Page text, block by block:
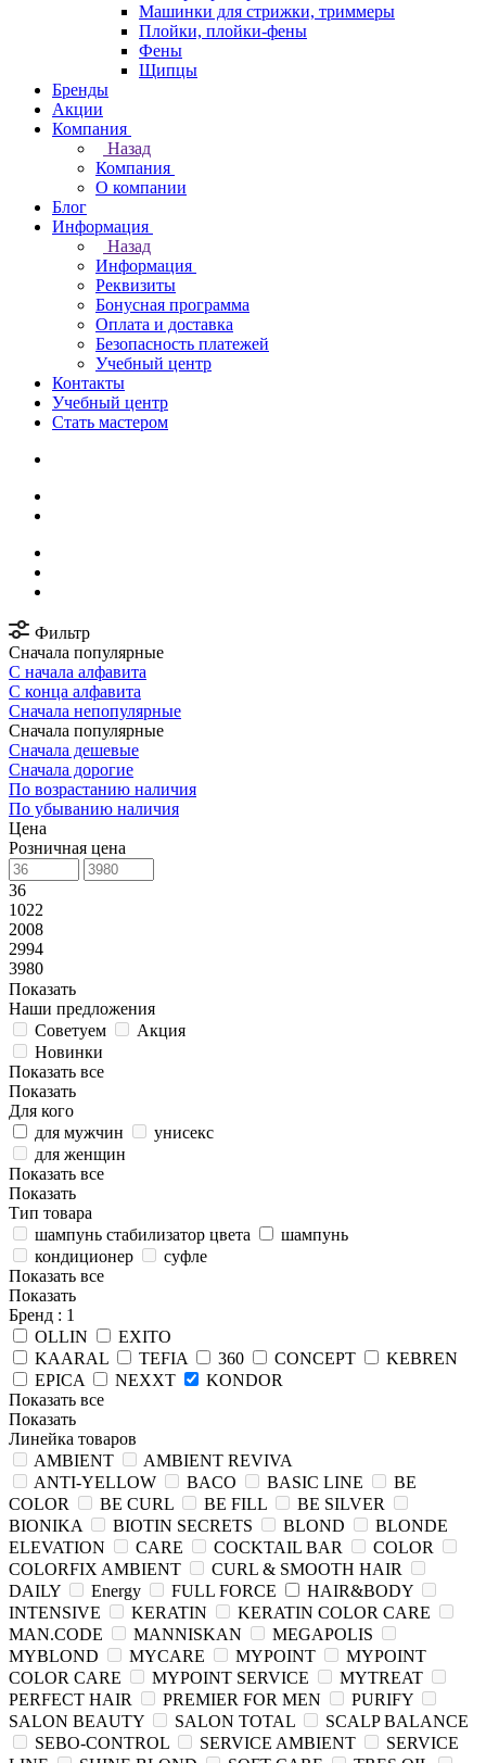
Машинки для стрижки, триммеры
Плойки, плойки-фены
Фены
Щипцы
Бренды
Акции
Компания
Назад
Компания
О компании
Блог
Информация
Назад
Информация
Реквизиты
Бонусная программа
Оплата и доставка
Безопасность платежей
Учебный центр
Контакты
Учебный центр
Стать мастером
Фильтр
Сначала популярные
С начала алфавита
С конца алфавита
Сначала непопулярные
Сначала популярные
Сначала дешевые
Сначала дорогие
По возрастанию наличия
По убыванию наличия
Цена
Розничная цена
36
1022
2008
2994
3980
Показать
Наши предложения
Советуем
Акция
Новинки
Показать все
Показать
Для кого
для мужчин
унисекс
для женщин
Показать все
Показать
Тип товара
шампунь стабилизатор цвета
шампунь
кондиционер
суфле
Показать все
Показать
Бренд : 1
OLLIN
EXITO
KAARAL
TEFIA 360 CONCEPT
KEBREN
EPICA
NEXXT
KONDOR
Показать все
Показать
Линейка товаров
AMBIENT
AMBIENT REVIVA
ANTI-YELLOW
BACO BASIC LINE
BE
COLOR
BE CURL BE FILL
BE SILVER
BIONIKA
BIOTIN SECRETS BLOND
BLONDE
ELEVATION
CARE COCKTAIL BAR
COLOR
COLORFIX AMBIENT
CURL & SMOOTH HAIR
DAILY
Energy FULL FORCE
HAIR&BODY
INTENSIVE
KERATIN
KERATIN COLOR CARE
MAN.CODE
MANNISKAN
MEGAPOLIS
MYBLOND
MYCARE MYPOINT
MYPOINT
COLOR CARE
MYPOINT SERVICE
MYTREAT
PERFECT HAIR
PREMIER FOR MEN
PURIFY
SALON BEAUTY
SALON TOTAL
SCALP BALANCE
SEBO-CONTROL
SERVICE AMBIENT
SERVICE